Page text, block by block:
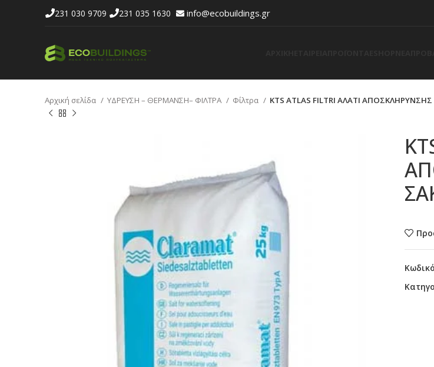
231 030 9709 231 035 1630 info@ecobuildings.gr
Αρχική σελίδα ΥΔΡΕΥΣΗ – ΘΕΡΜΑΝΣΗ– ΦΙΛΤΡΑ Φίλτρα KTS ATLAS FILTRI ΑΛΑΤΙ